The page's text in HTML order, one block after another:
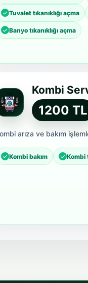
Tuvalet tıkanıklığı açma
Banyo tıkanıklığı açma
Kombi
1200 TL
arıza ve bakım
Kombi bakım Kombi